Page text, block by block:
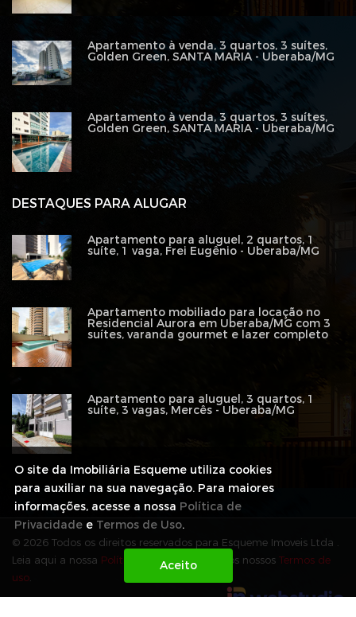
DESTAQUES PARA ALUGAR
Apartamento para aluguel, 2 quartos, 1
suíte, 1 vaga, Frei Eugênio - Uberaba/MG
Apartamento mobiliado para locação no
Residencial Aurora em Uberaba/MG com 3
suítes, varanda gourmet e lazer completo
Apartamento para aluguel, 3 quartos, 1
suíte, 3 vagas, Mercês - Uberaba/MG
Apartamento à venda, 3 quartos, 3 suítes,
Golden Green, SANTA MARIA - Uberaba/MG
Apartamento à venda, 3 quartos, 3 suítes,
Golden Green, SANTA MARIA - Uberaba/MG
© 2026 Todos os direitos reservados para Esqueme Imoveis Ltda .
Leia aqui a nossa Política de Privacidade e os nossos Termos de
uso.
O site da Imobiliária Esqueme utiliza cookies
para auxiliar na sua navegação. Para maiores
informações, acesse a nossa Política de
Privacidade e Termos de Uso.